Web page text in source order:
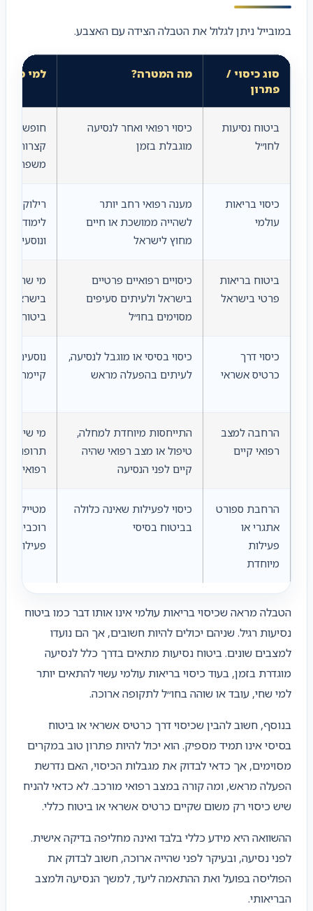
במובייל ניתן לגלול את הטבלה הצידה עם האצבע.
סוג כיסוי /
פתרון
מה המטרה? למי
ביטוח נסיעות
לחו״ל
כיסוי רפואי ואחר לנסיעה
מוגבלת בזמן
חופשות,
קצרות,
כיסוי בריאות
עולמי
מענה רפואי רחב יותר
לשהייה ממושכת או חיים
מחוץ לישראל
לימודים,
ונוסעים
ביטוח בריאות
פרטי בישראל
כיסויים רפואיים פרטיים
בישראל ולעיתים סעיפים
מסוימים בחו״ל
מי שרוצה
בישראל
ביטוחי
כיסוי דרך
כרטיס אשראי
כיסוי בסיסי או מוגבל לנסיעה,
לעיתים בהפעלה מראש
נוסעים
קיימת
הרחבה למצב
רפואי קיים
התייחסות מיוחדת למחלה,
טיפול או מצב רפואי שהיה
קיים לפני הנסיעה
מי שיש לו
תרופות
רפואי
הרחבת ספורט
אתגרי או
פעילות
מיוחדת
כיסוי לפעילות שאינה כלולה
בביטוח בסיסי
מטיילים,
רוכבים
פעילות
הטבלה מראה שכיסוי בריאות עולמי אינו אותו דבר כמו ביטוח
נסיעות רגיל. שניהם יכולים להיות חשובים, אך הם נועדו
למצבים שונים. ביטוח נסיעות מתאים בדרך כלל לנסיעה
מוגדרת בזמן, בעוד כיסוי בריאות עולמי עשוי להתאים יותר
למי שחי, עובד או שוהה בחו״ל לתקופה ארוכה.
בנוסף, חשוב להבין שכיסוי דרך כרטיס אשראי או ביטוח
בסיסי אינו תמיד מספיק. הוא יכול להיות פתרון טוב במקרים
מסוימים, אך כדאי לבדוק את מגבלות הכיסוי, האם נדרשת
הפעלה מראש, ומה קורה במצב רפואי מורכב. לא כדאי להניח
שיש כיסוי רק משום שקיים כרטיס אשראי או ביטוח כללי.
ההשוואה היא מידע כללי בלבד ואינה מחליפה בדיקה אישית.
לפני נסיעה, ובעיקר לפני שהייה ארוכה, חשוב לבדוק את
הפוליסה בפועל ואת ההתאמה ליעד, למשך הנסיעה ולמצב
הבריאותי.